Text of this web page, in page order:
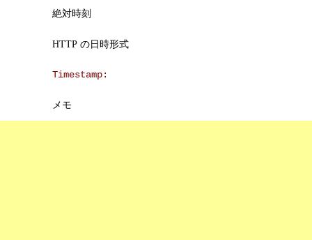
絶対時刻
HTTP の日時形式
Timestamp:
メモ